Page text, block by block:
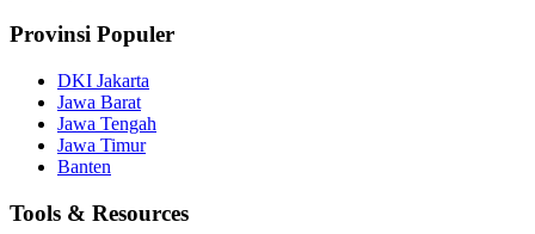
Provinsi Populer
DKI Jakarta
Jawa Barat
Jawa Tengah
Jawa Timur
Banten
Tools & Resources